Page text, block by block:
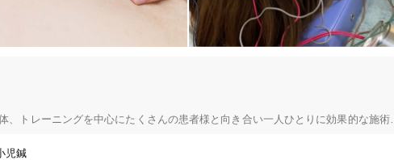
、トレーニングを中心にたくさんの患者様と向き合い一人ひとりに効果的な施術
児鍼